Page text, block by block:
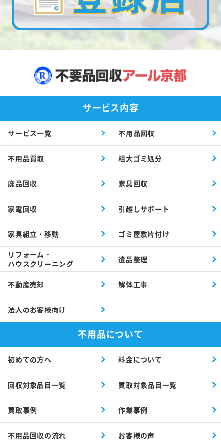
サービス内容
サービス一覧 不用品回収
不用品買取 粗大ゴミ処分
廃品回収 家具回収
家電回収 引越しサポート
家具組立・移動 ゴミ屋敷片付け
リフォーム・
ハウスクリーニング
遺品整理
不動産売却 解体工事
法人のお客様向け
不用品について
初めての方へ 料金について
回収対象品目一覧 買取対象品目一覧
買取事例 作業事例
不用品回収の流れ お客様の声